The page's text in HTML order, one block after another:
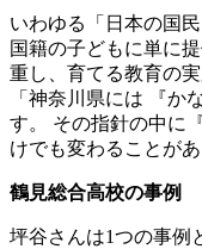
いわゆる「日本の国
国籍の子どもに単に
重し、育てる教育の
「神奈川県には 『か
す。 その指針の中に
けでも変わることが
鶴見総合高校の事例
坪谷さんは1つの事例